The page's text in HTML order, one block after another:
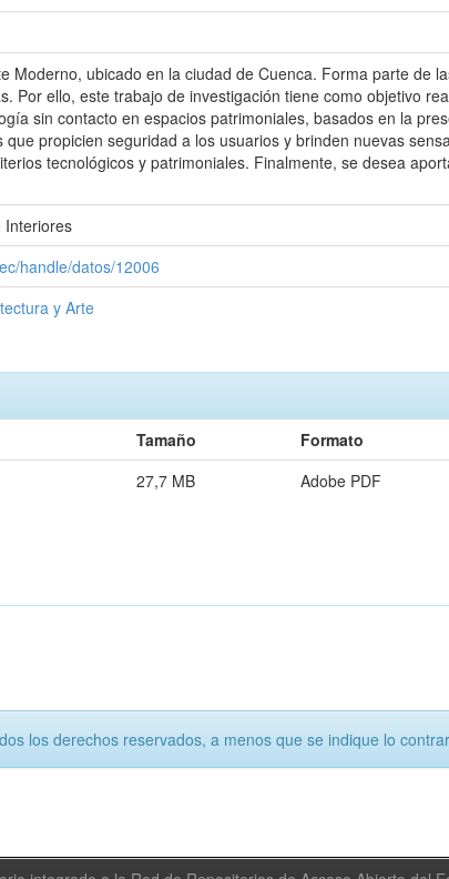
Moderno, ubicado en la ciudad de Cuenca. Forma parte de
Por ello, este trabajo de investigación tiene como objetivo
sin contacto en espacios patrimoniales, basados en la
que propicien seguridad a los usuarios y brinden nuevas
tecnológicos y patrimoniales. Finalmente, se desea
Interiores
handle/datos/12006
y Arte
Tamaño
Formato
27,7 MB Adobe PDF
los derechos reservados, a menos que se indique lo